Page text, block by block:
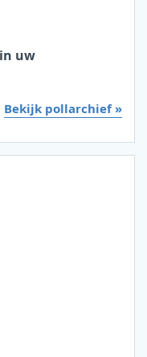
uw
Bekijk pollarchief »